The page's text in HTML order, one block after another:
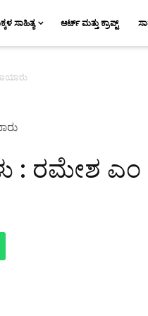
ಸಾಹಿತ್ಯ ಆರ್ಟ್ ಮತ್ತು ಕ್ರಾಪ್ಟ್
: ರಮೇಶ